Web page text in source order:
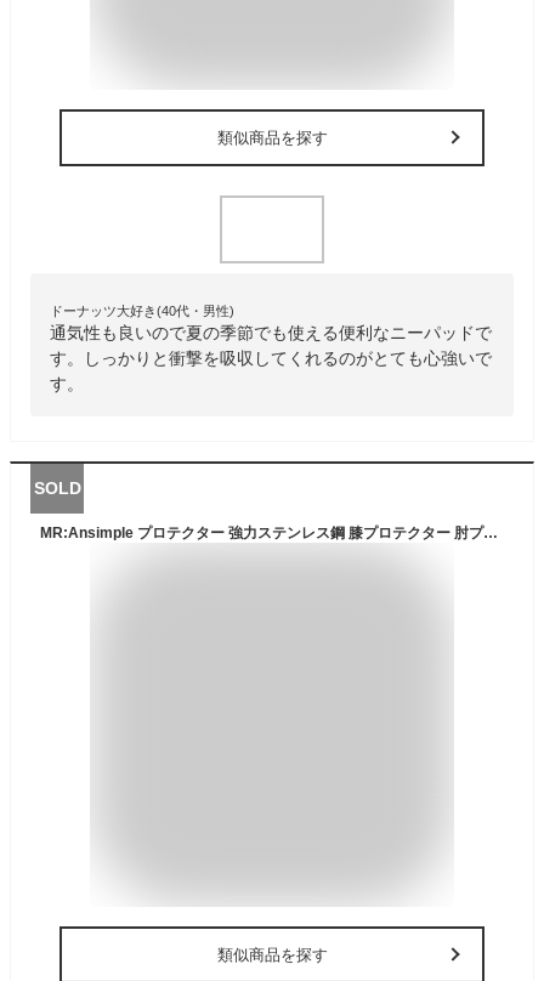
類似商品を探す
ドーナッツ大好き(40代・男性)
通気性も良いので夏の季節でも使える便利なニーパッドで
す。しっかりと衝撃を吸収してくれるのがとても心強いで
す。
SOLD
MR:Ansimple プロテクター 強力ステンレス鋼 膝プロテクター 肘プロテクター エルボーパッド ニーパッド オートバイ サバゲー スポーツ 耐衝撃 通気 軽量 丈夫 4点セット
類似商品を探す